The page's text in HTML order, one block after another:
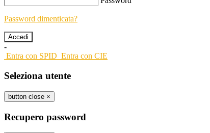
Password dimenticata?
-
Entra con SPID Entra con CIE
Seleziona utente
button close ×
Recupero password